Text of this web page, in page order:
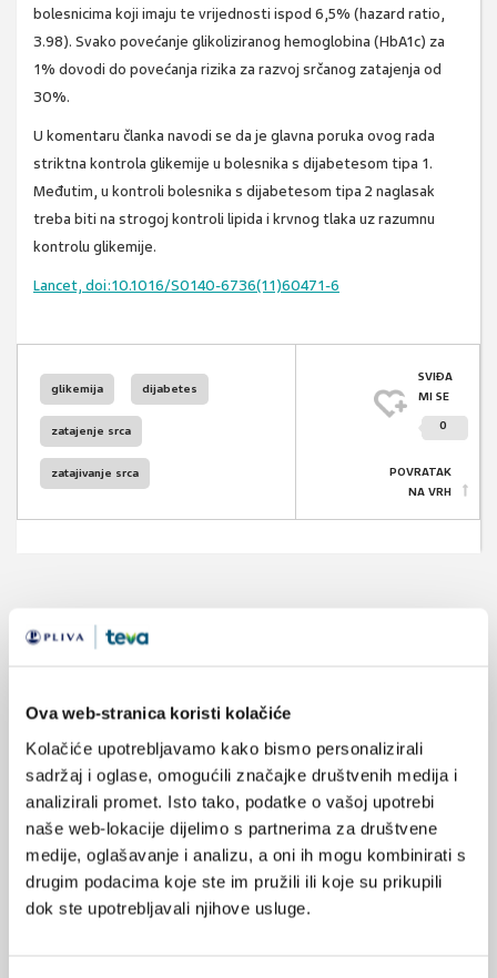
Ova web-stranica koristi kolačiće
Kolačiće upotrebljavamo kako bismo personalizirali
sadržaj i oglase, omogućili značajke društvenih medija i
analizirali promet. Isto tako, podatke o vašoj upotrebi
naše web-lokacije dijelimo s partnerima za društvene
medije, oglašavanje i analizu, a oni ih mogu kombinirati s
drugim podacima koje ste im pružili ili koje su prikupili
dok ste upotrebljavali njihove usluge.
bolesnicima koji imaju te vrijednosti ispod 6,5% (hazard ratio,
3.98). Svako povećanje glikoliziranog hemoglobina (HbA1c) za
1% dovodi do povećanja rizika za razvoj srčanog zatajenja od
30%.
U komentaru članka navodi se da je glavna poruka ovog rada
striktna kontrola glikemije u bolesnika s dijabetesom tipa 1.
Međutim, u kontroli bolesnika s dijabetesom tipa 2 naglasak
treba biti na strogoj kontroli lipida i krvnog tlaka uz razumnu
kontrolu glikemije.
Lancet, doi:10.1016/S0140-6736(11)60471-6
glikemija dijabetes
zatajenje srca
zatajivanje srca
SVIĐA
MI SE
0
POVRATAK
NA VRH
VEZANI SADRŽAJ
Šećerna bolest i sezonska gripa
11.05.2020.
FDA odobrava dapagliflozin za zatajivanje srca sa
smanjenim EF-om
22.01.2019.
Dijabetes tipa 1 i rizik za frakture